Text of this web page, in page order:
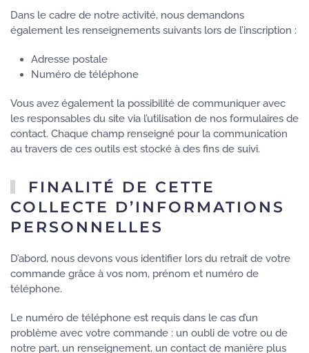
Dans le cadre de notre activité, nous demandons
également les renseignements suivants lors de l’inscription :
Adresse postale
Numéro de téléphone
Vous avez également la possibilité de communiquer avec
les responsables du site via l’utilisation de nos formulaires de
contact. Chaque champ renseigné pour la communication
au travers de ces outils est stocké à des fins de suivi.
FINALITÉ DE CETTE
COLLECTE D’INFORMATIONS
PERSONNELLES
D’abord, nous devons vous identifier lors du retrait de votre
commande grâce à vos nom, prénom et numéro de
téléphone.
Le numéro de téléphone est requis dans le cas d’un
problème avec votre commande : un oubli de votre ou de
notre part, un renseignement, un contact de manière plus